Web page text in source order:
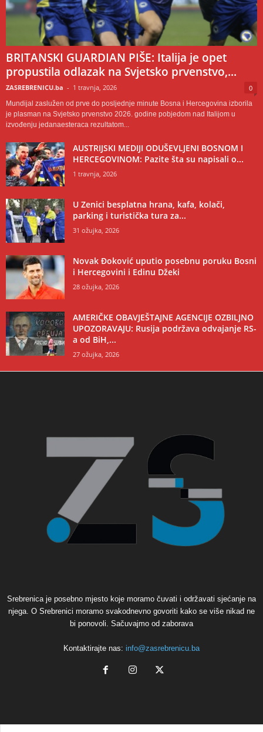
BRITANSKI GUARDIAN PIŠE: Italija je opet
propustila odlazak na Svjetsko prvenstvo,...
ZASREBRENICU.ba - 1 travnja, 2026 0
Mundijal zaslužen od prve do posljednje minute Bosna i Hercegovina izborila
je plasman na Svjetsko prvenstvo 2026. godine pobjedom nad Italijom u
izvođenju jedanaesteraca rezultatom...
AUSTRIJSKI MEDIJI ODUŠEVLJENI BOSNOM I
HERCEGOVINOM: Pazite šta su napisali o...
1 travnja, 2026
U Zenici besplatna hrana, kafa, kolači,
parking i turistička tura za...
31 ožujka, 2026
Novak Đoković uputio posebnu poruku Bosni
i Hercegovini i Edinu Džeki
28 ožujka, 2026
AMERIČKE OBAVJEŠTAJNE AGENCIJE OZBILJNO
UPOZORAVAJU: Rusija podržava odvajanje RS-
a od BiH,...
27 ožujka, 2026
Srebrenica je posebno mjesto koje moramo čuvati i održavati sjećanje na
njega. O Srebrenici moramo svakodnevno govoriti kako se više nikad ne
bi ponovoli. Sačuvajmo od zaborava
Kontaktirajte nas: info@zasrebrenicu.ba